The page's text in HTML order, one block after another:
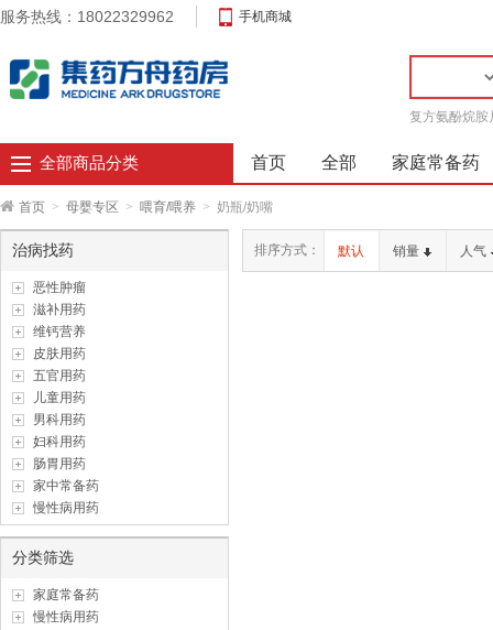
服务热线：18022329962 手机商城
复方氨酚烷胺
全部商品分类 首页 全部 家庭常备药
首页 > 母婴专区 > 喂育/喂养 > 奶瓶/奶嘴
治病找药
恶性肿瘤
滋补用药
维钙营养
皮肤用药
五官用药
儿童用药
男科用药
妇科用药
肠胃用药
家中常备药
慢性病用药
分类筛选
家庭常备药
慢性病用药
排序方式： 默认 销量 人气